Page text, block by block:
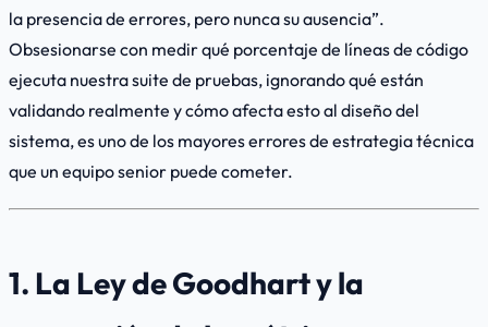
la presencia de errores, pero nunca su ausencia”.
Obsesionarse con medir qué porcentaje de líneas de código
ejecuta nuestra suite de pruebas, ignorandoqué están
validando realmente ycómoafecta esto al diseño del
sistema, es uno de los mayores errores de estrategia técnica
que un equipo senior puede cometer.
1. La Ley de Goodhart y la